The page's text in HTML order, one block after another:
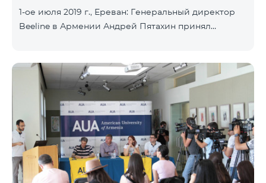
1-ое июля 2019 г., Ереван: Генеральный директор
Beeline в Армении Андрей Пятахин принял
"Новые технологии - новые возможности". Третий
GITELIQ Creative форум проходил в головном
офисе AGBU Armenia. Форум является рядом
мероприятий в Армении в совершенно новом
формате. Он предоставляет возможность
приобрести знания об актуальных и интересных
темах и познакомиться с ведущими
специалистами разных сфер, с